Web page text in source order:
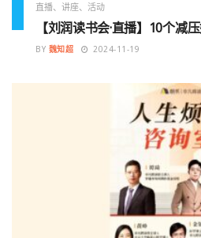
直播、讲座、活动
【刘润读书会·直播】10个减
BY 魏知超 2024-11-19